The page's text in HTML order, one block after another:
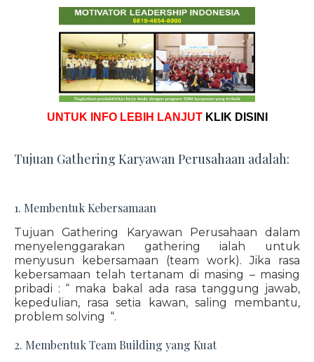
UNTUK INFO LEBIH LANJUT KLIK DISINI
Tujuan Gathering Karyawan Perusahaan adalah:
1. Membentuk Kebersamaan
Tujuan Gathering Karyawan Perusahaan dalam
menyelenggarakan gathering ialah untuk
menyusun kebersamaan (team work). Jika rasa
kebersamaan telah tertanam di masing – masing
pribadi : “ maka bakal ada rasa tanggung jawab,
kepedulian, rasa setia kawan, saling membantu,
problem solving “.
2. Membentuk Team Building yang Kuat